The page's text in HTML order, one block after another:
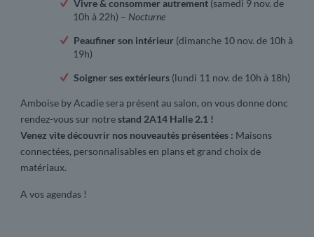
Vivre & consommer autrement(samedi 9 nov. de
10h à 22h) – Nocturne
Peaufiner son intérieur(dimanche 10 nov. de 10h à
19h)
Soigner ses extérieurs(lundi 11 nov. de 10h à 18h)
Amboise by Acadie sera présent au salon, on vous donne donc
rendez-vous sur notrestand 2A14 Halle 2.1 !
Venez vite découvrir nos nouveautés présentées : Maisons
connectées, personnalisables en plans et grand choix de
matériaux.
A vos agendas !